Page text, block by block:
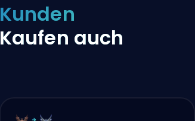
Kunden
Kaufen auch